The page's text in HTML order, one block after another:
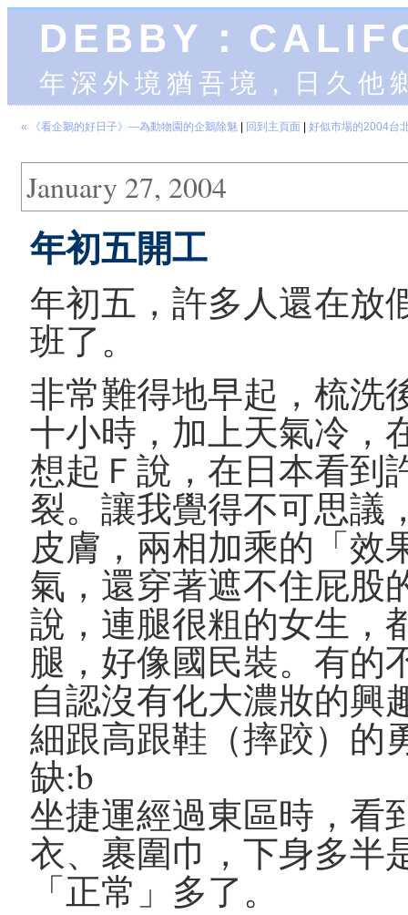
DEBBY：
年深外境猶吾境，日久
« 《看企鵝的好日子》—為動物園的企鵝除魅 回到主頁面 好似市場的2004台
January 27, 2004
年初五開工
年初五，許多人還在放
班了。
非常難得地早起，梳洗
十小時，加上天氣冷，
想起Ｆ說，在日本看到
裂。讓我覺得不可思議
皮膚，兩相加乘的「效
氣，還穿著遮不住屁股
說，連腿很粗的女生，
腿，好像國民裝。有的
自認沒有化大濃妝的興
細跟高跟鞋（摔跤）的
缺:b
坐捷運經過東區時，看
衣、裹圍巾，下身多半
「正常」多了。